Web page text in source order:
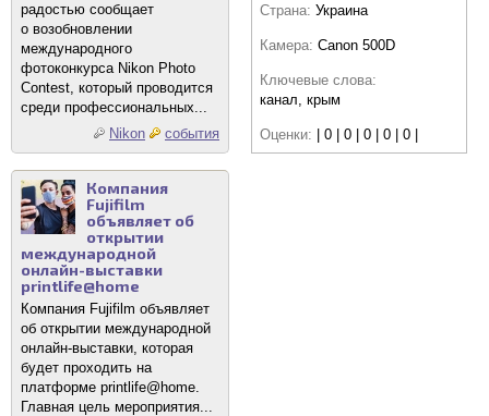
радостью сообщает
о возобновлении
международного
фотоконкурса Nikon Photo
Contest, который проводится
среди профессиональных...
Nikon
события
Компания
Fujifilm
объявляет об
открытии
международной
онлайн-выставки
printlife@home
Компания Fujifilm объявляет
об открытии международной
онлайн-выставки, которая
будет проходить на
платформе printlife@home.
Главная цель мероприятия...
Страна: Украина
Камера: Canon 500D
Ключевые слова:
канал, крым
Оценки: | 0 | 0 | 0 | 0 | 0 |